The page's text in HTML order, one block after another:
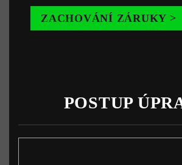
ZACHOVÁNÍ ZÁRUKY >
POSTUP